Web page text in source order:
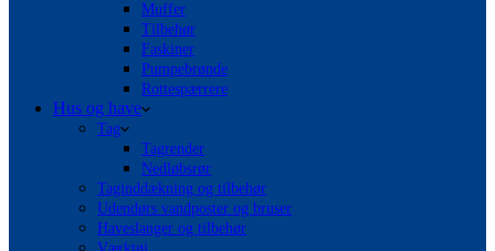
Muffer
Tilbehør
Faskiner
Pumpebrønde
Rottespærrere
Hus og have
Tag
Tagrender
Nedløbsrør
Taginddækning og tilbehør
Udendørs vandposter og bruser
Haveslanger og tilbehør